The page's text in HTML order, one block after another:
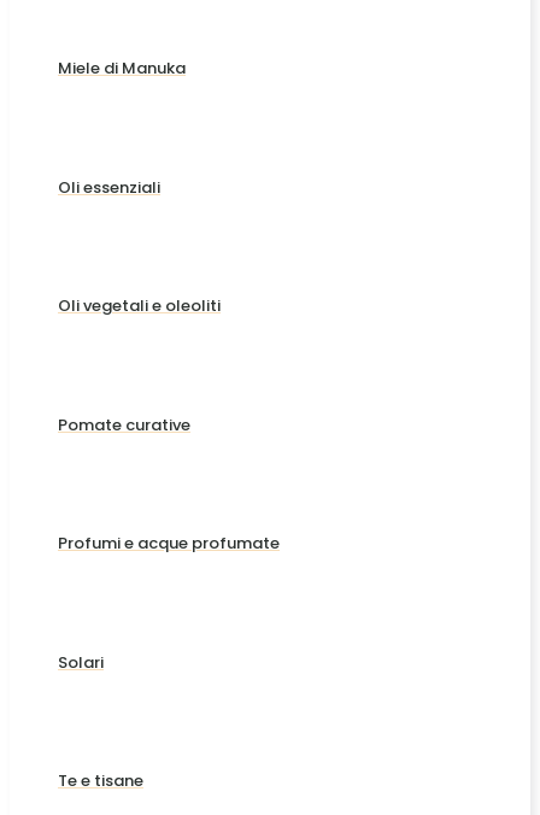
Miele di Manuka
Oli essenziali
Oli vegetali e oleoliti
Pomate curative
Profumi e acque profumate
Solari
Te e tisane